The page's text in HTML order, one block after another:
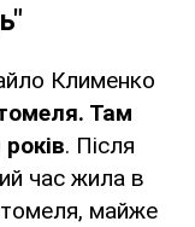
Клименко
Там
. Після
час жила в
майже